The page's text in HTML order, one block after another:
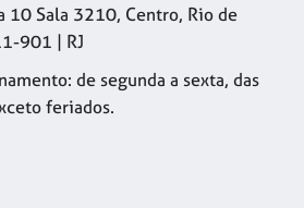
10 Sala 3210, Centro, Rio de
901 | RJ
de segunda a sexta, das
feriados.